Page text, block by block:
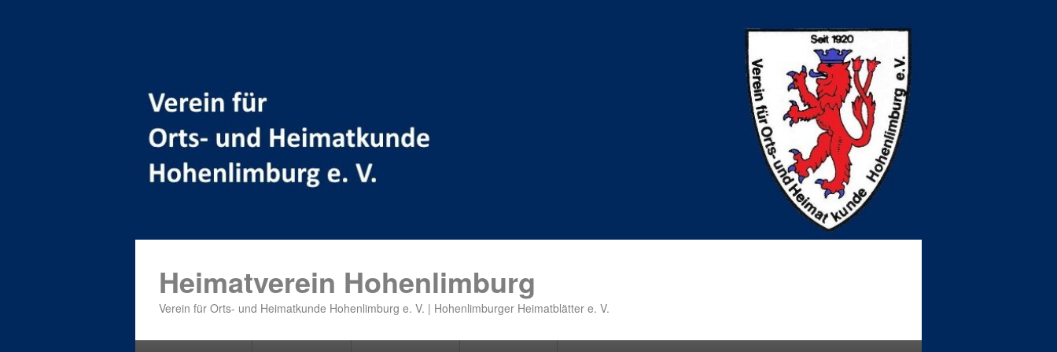
Heimatverein Hohenlimburg
Verein für Orts- und Heimatkunde Hohenlimburg e. V. | Hohenlimburger Heimatblätter e. V.